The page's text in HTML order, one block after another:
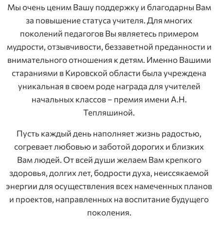
Мы очень ценим Вашу поддержку и благодарны Вам
за повышение статуса учителя. Для многих
поколений педагогов Вы являетесь примером
мудрости, отзывчивости, беззаветной преданности и
внимательного отношения к детям. Именно Вашими
стараниями в Кировской области была учреждена
уникальная в своем роде награда для учителей
начальных классов − премия имени А.Н.
Тепляшиной.
Пусть каждый день наполняет жизнь радостью,
согревает любовью и заботой дорогих и близких
Вам людей. От всей души желаем Вам крепкого
здоровья, долгих лет, бодрости духа, неиссякаемой
энергии для осуществления всех намеченных планов
и проектов, направленных на воспитание будущего
поколения.